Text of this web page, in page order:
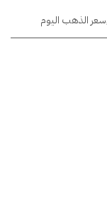
سعر الذهب اليوم